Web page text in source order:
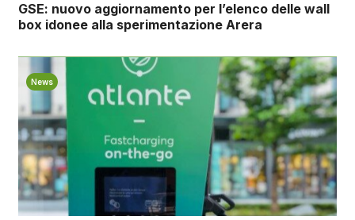
GSE: nuovo aggiornamento per l’elenco delle wall
box idonee alla sperimentazione Arera
News